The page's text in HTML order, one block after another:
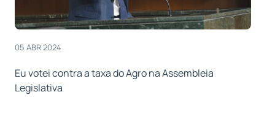
05 ABR 2024
Eu votei contra a taxa do Agro na Assembleia
Legislativa